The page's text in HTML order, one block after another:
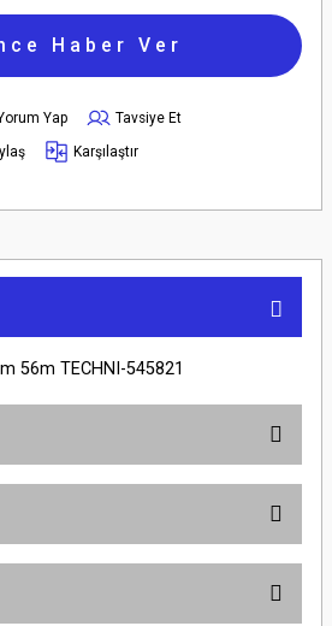
Haber Ver
Yap
Tavsiye Et
Karşılaştır
56m TECHNI-545821